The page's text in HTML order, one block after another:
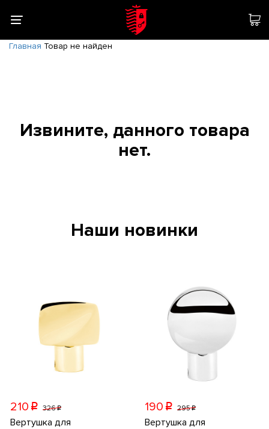
Главная Товар не найден
Извините, данного товара
нет.
Наши новинки
210 p 326p
Вертушка для
190 p 295p
Вертушка для